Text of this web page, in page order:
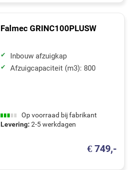
Falmec GRINC100PLUSW
Inbouw afzuigkap
Afzuigcapaciteit (m3): 800
Op voorraad bij fabrikant
Levering: 2-5 werkdagen
€ 749,-